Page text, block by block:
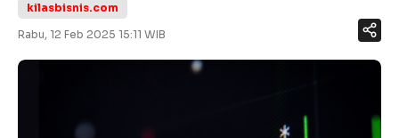
kilasbisnis.com
Rabu, 12 Feb 2025 15:11 WIB